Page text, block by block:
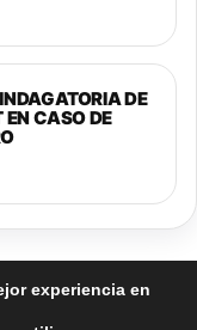
DE
EN CASO DE
experiencia en